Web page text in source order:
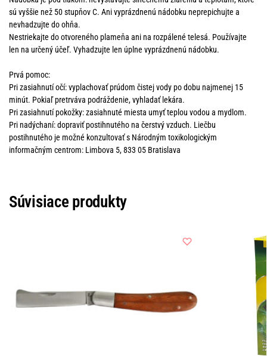
sú vyššie než 50 stupňov C. Ani vyprázdnenú nádobku neprepichujte a
nevhadzujte do ohňa.
Nestriekajte do otvoreného plameňa ani na rozpálené telesá. Používajte
len na určený účeľ. Vyhadzujte len úplne vyprázdnenú nádobku.
Prvá pomoc:
Pri zasiahnutí očí: vyplachovať prúdom čistej vody po dobu najmenej 15
minút. Pokiaľ pretrváva podráždenie, vyhladať lekára.
Pri zasiahnutí pokožky: zasiahnuté miesta umyť teplou vodou a mydlom.
Pri nadýchaní: dopraviť postihnutého na čerstvý vzduch. Liečbu
postihnutého je možné konzultovať s Národným toxikologickým
informačným centrom: Limbova 5, 833 05 Bratislava
Súvisiace produkty